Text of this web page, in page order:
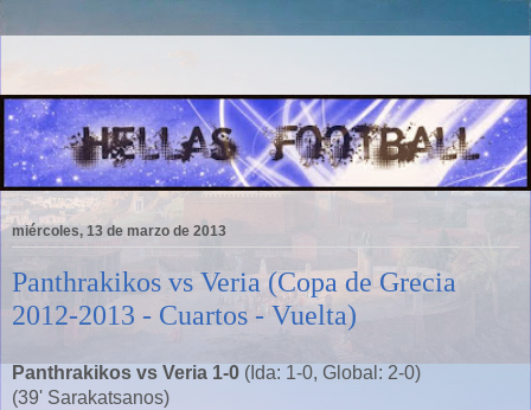
miércoles, 13 de marzo de 2013
Panthrakikos vs Veria (Copa de Grecia
2012-2013 - Cuartos - Vuelta)
Panthrakikos vs Veria 1-0 (Ida: 1-0, Global: 2-0)
(39' Sarakatsanos)